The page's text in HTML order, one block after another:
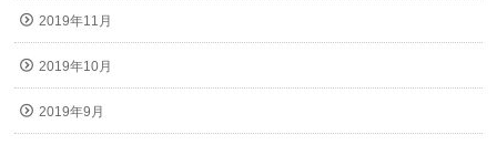
2019年11月
2019年10月
2019年9月